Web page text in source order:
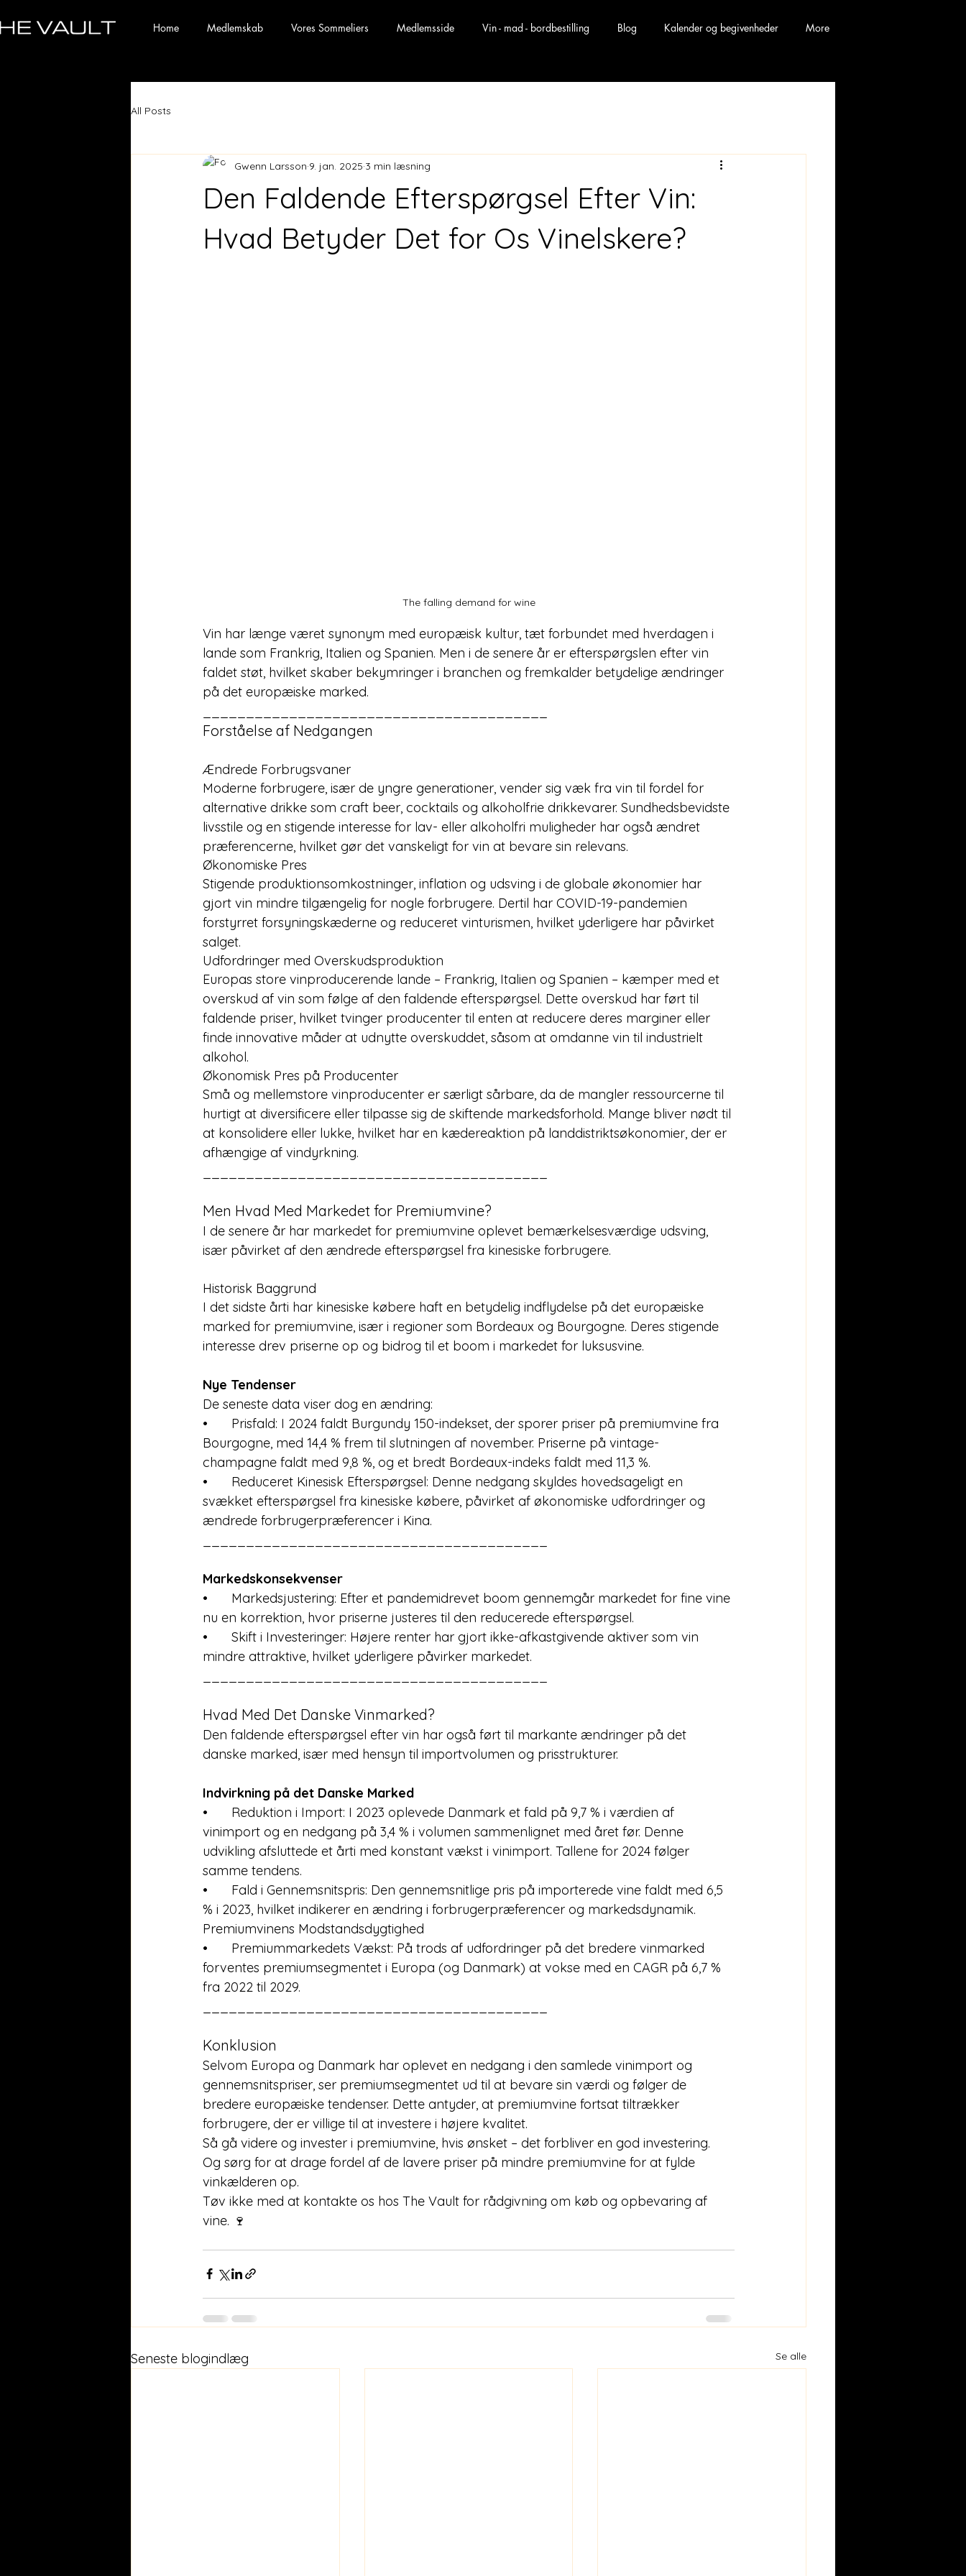
Home Medlemskab Vores Sommeliers Medlemsside Vin - mad - bordbestilling Blog Kalender og begivenheder More
All Posts
Den Faldende Efterspørgsel Efter Vin:
Hvad Betyder Det for Os Vinelskere?
Gwenn Larsson 9. jan. 2025 3 min læsning
The falling demand for wine
Vin har længe været synonym med europæisk kultur, tæt forbundet med hverdagen i
lande som Frankrig, Italien og Spanien. Men i de senere år er efterspørgslen efter vin
faldet støt, hvilket skaber bekymringer i branchen og fremkalder betydelige ændringer
på det europæiske marked.
Forståelse af Nedgangen
Ændrede Forbrugsvaner
Moderne forbrugere, især de yngre generationer, vender sig væk fra vin til fordel for
alternative drikke som craft beer, cocktails og alkoholfrie drikkevarer. Sundhedsbevidste
livsstile og en stigende interesse for lav- eller alkoholfri muligheder har også ændret
præferencerne, hvilket gør det vanskeligt for vin at bevare sin relevans.
Økonomiske Pres
Stigende produktionsomkostninger, inflation og udsving i de globale økonomier har
gjort vin mindre tilgængelig for nogle forbrugere. Dertil har COVID-19-pandemien
forstyrret forsyningskæderne og reduceret vinturismen, hvilket yderligere har påvirket
salget.
Udfordringer med Overskudsproduktion
Europas store vinproducerende lande – Frankrig, Italien og Spanien – kæmper med et
overskud af vin som følge af den faldende efterspørgsel. Dette overskud har ført til
faldende priser, hvilket tvinger producenter til enten at reducere deres marginer eller
finde innovative måder at udnytte overskuddet, såsom at omdanne vin til industrielt
alkohol.
Økonomisk Pres på Producenter
Små og mellemstore vinproducenter er særligt sårbare, da de mangler ressourcerne til
hurtigt at diversificere eller tilpasse sig de skiftende markedsforhold. Mange bliver nødt til
at konsolidere eller lukke, hvilket har en kædereaktion på landdistriktsøkonomier, der er
afhængige af vindyrkning.
Men Hvad Med Markedet for Premiumvine?
I de senere år har markedet for premiumvine oplevet bemærkelsesværdige udsving,
især påvirket af den ændrede efterspørgsel fra kinesiske forbrugere.
Historisk Baggrund
I det sidste årti har kinesiske købere haft en betydelig indflydelse på det europæiske
marked for premiumvine, især i regioner som Bordeaux og Bourgogne. Deres stigende
interesse drev priserne op og bidrog til et boom i markedet for luksusvine.
Nye Tendenser
De seneste data viser dog en ændring:
•	Prisfald: I 2024 faldt Burgundy 150-indekset, der sporer priser på premiumvine fra
Bourgogne, med 14,4 % frem til slutningen af november. Priserne på vintage-
champagne faldt med 9,8 %, og et bredt Bordeaux-indeks faldt med 11,3 %.
•	Reduceret Kinesisk Efterspørgsel: Denne nedgang skyldes hovedsageligt en
svækket efterspørgsel fra kinesiske købere, påvirket af økonomiske udfordringer og
ændrede forbrugerpræferencer i Kina.
Markedskonsekvenser
•	Markedsjustering: Efter et pandemidrevet boom gennemgår markedet for fine vine
nu en korrektion, hvor priserne justeres til den reducerede efterspørgsel.
•	Skift i Investeringer: Højere renter har gjort ikke-afkastgivende aktiver som vin
mindre attraktive, hvilket yderligere påvirker markedet.
Hvad Med Det Danske Vinmarked?
Den faldende efterspørgsel efter vin har også ført til markante ændringer på det
danske marked, især med hensyn til importvolumen og prisstrukturer.
Indvirkning på det Danske Marked
•	Reduktion i Import: I 2023 oplevede Danmark et fald på 9,7 % i værdien af
vinimport og en nedgang på 3,4 % i volumen sammenlignet med året før. Denne
udvikling afsluttede et årti med konstant vækst i vinimport. Tallene for 2024 følger
samme tendens.
•	Fald i Gennemsnitspris: Den gennemsnitlige pris på importerede vine faldt med 6,5
% i 2023, hvilket indikerer en ændring i forbrugerpræferencer og markedsdynamik.
Premiumvinens Modstandsdygtighed
•	Premiummarkedets Vækst: På trods af udfordringer på det bredere vinmarked
forventes premiumsegmentet i Europa (og Danmark) at vokse med en CAGR på 6,7 %
fra 2022 til 2029.
Konklusion
Selvom Europa og Danmark har oplevet en nedgang i den samlede vinimport og
gennemsnitspriser, ser premiumsegmentet ud til at bevare sin værdi og følger de
bredere europæiske tendenser. Dette antyder, at premiumvine fortsat tiltrækker
forbrugere, der er villige til at investere i højere kvalitet.
Så gå videre og invester i premiumvine, hvis ønsket – det forbliver en god investering.
Og sørg for at drage fordel af de lavere priser på mindre premiumvine for at fylde
vinkælderen op.
Tøv ikke med at kontakte os hos The Vault for rådgivning om køb og opbevaring af
vine. 🍷
Seneste blogindlæg Se alle